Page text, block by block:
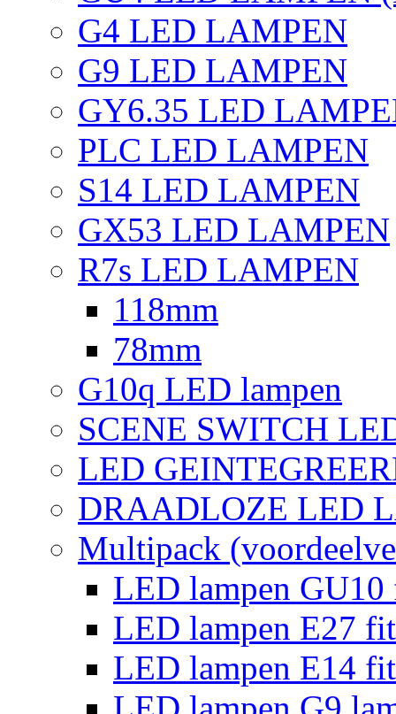
G4 LED LAMPEN
G9 LED LAMPEN
GY6.35 LED
PLC LED LAMPEN
S14 LED LAMPEN
GX53 LED LAMPEN
R7s LED LAMPEN
118mm
78mm
G10q LED lampen
SCENE SWITCH
LED
DRAADLOZE LED
Multipack
LED lampen
LED lampen E27
LED lampen E14